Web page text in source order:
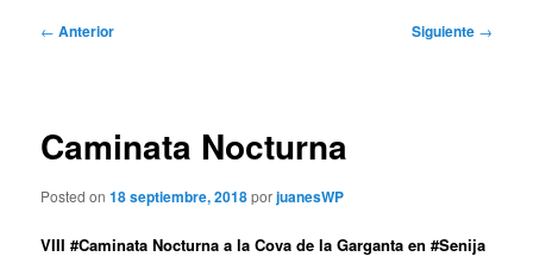
Navegación
← Anterior Siguiente →
Caminata Nocturna
Posted on18 septiembre, 2018porjuanesWP
VIII #Caminata Nocturna a la Cova de la Garganta en #Senija